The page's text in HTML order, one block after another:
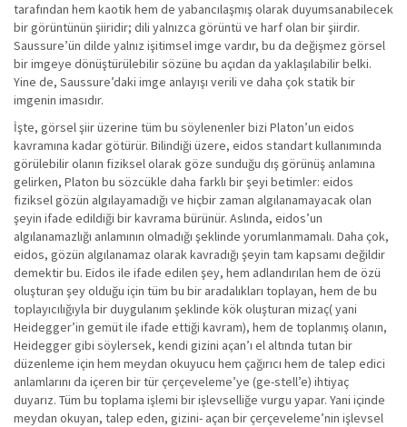
tarafından hem kaotik hem de yabancılaşmış olarak duyumsanabilecek
bir görüntünün şiiridir; dili yalnızca görüntü ve harf olan bir şiirdir.
Saussure’ün dilde yalnız işitimsel imge vardır, bu da değişmez görsel
bir imgeye dönüştürülebilir sözüne bu açıdan da yaklaşılabilir belki.
Yine de, Saussure’daki imge anlayışı verili ve daha çok statik bir
imgenin imasıdır.
İşte, görsel şiir üzerine tüm bu söylenenler bizi Platon’un eidos
kavramına kadar götürür. Bilindiği üzere, eidos standart kullanımında
görülebilir olanın fiziksel olarak göze sunduğu dış görünüş anlamına
gelirken, Platon bu sözcükle daha farklı bir şeyi betimler: eidos
fiziksel gözün algılayamadığı ve hiçbir zaman algılanamayacak olan
şeyin ifade edildiği bir kavrama bürünür. Aslında, eidos’un
algılanamazlığı anlamının olmadığı şeklinde yorumlanmamalı. Daha çok,
eidos, gözün algılanamaz olarak kavradığı şeyin tam kapsamı değildir
demektir bu. Eidos ile ifade edilen şey, hem adlandırılan hem de özü
oluşturan şey olduğu için tüm bu bir aradalıkları toplayan, hem de bu
toplayıcılığıyla bir duygulanım şeklinde kök oluşturan mizaç( yani
Heidegger’in gemüt ile ifade ettiği kavram), hem de toplanmış olanın,
Heidegger gibi söylersek, kendi gizini açan’ı el altında tutan bir
düzenleme için hem meydan okuyucu hem çağırıcı hem de talep edici
anlamlarını da içeren bir tür çerçeveleme’ye (ge-stell’e) ihtiyaç
duyarız. Tüm bu toplama işlemi bir işlevselliğe vurgu yapar. Yani içinde
meydan okuyan, talep eden, gizini- açan bir çerçeveleme’nin işlevsel